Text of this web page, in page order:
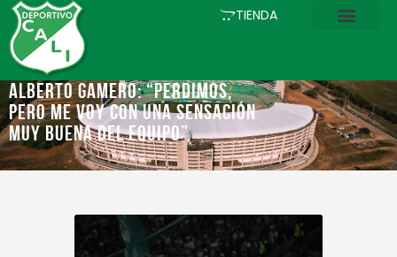
TIENDA
Alberto Gamero: “Perdimos,
pero me voy con una sensación
muy buena del equipo”
INICIO
COMUNICACIONES
EL CLUB
FÚTBOL
ACADEMIA
ASOCIADOS
PQRS